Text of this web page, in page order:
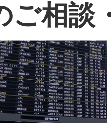
ご相談